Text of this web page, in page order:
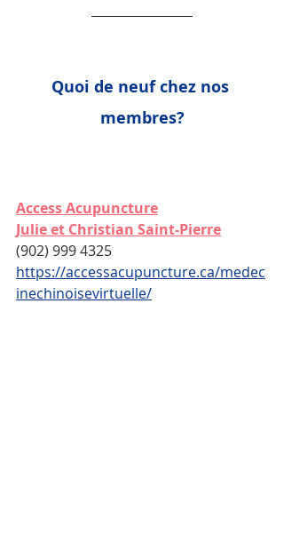
Quoi de neuf chez nos
membres?
Access Acupuncture
Julie et Christian Saint-Pierre
(902) 999 4325
https://accessacupuncture.ca/medec
inechinoisevirtuelle/